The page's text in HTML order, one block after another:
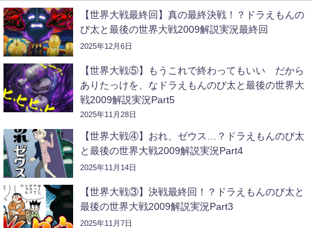
【世界大戦最終回】真の最終決戦！？ドラえもんの
び太と最後の世界大戦2009解説実況最終回
2025年12月6日
【世界大戦⑤】もうこれで終わってもいい だから
ありたっけを、なドラえもんのび太と最後の世界大
戦2009解説実況Part5
2025年11月28日
【世界大戦④】おれ、ゼウス…？ドラえもんのび太
と最後の世界大戦2009解説実況Part4
2025年11月14日
【世界大戦③】決戦最終回！？ドラえもんのび太と
最後の世界大戦2009解説実況Part3
2025年11月7日